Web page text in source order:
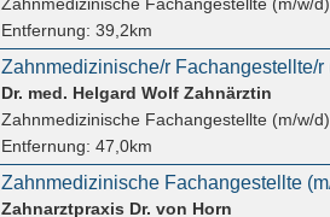
Zahnmedizinische Fachangestellte (m/w/d)
Entfernung: 39,2km
Dr. med. Helgard Wolf Zahnärztin
Zahnmedizinische Fachangestellte (m/w/d)
Entfernung: 47,0km
Zahnarztpraxis Dr. von Horn